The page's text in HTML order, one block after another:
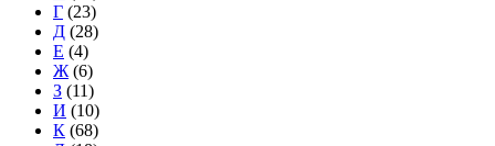
Г (23)
Д (28)
Е (4)
Ж (6)
З (11)
И (10)
К (68)